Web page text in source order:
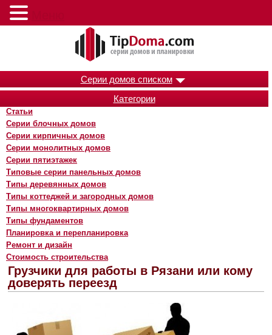
Серии домов списком
Категории
Статьи
Серии блочных домов
Серии кирпичных домов
Серии монолитных домов
Серии пятиэтажек
Типовые серии панельных домов
Типы деревянных домов
Типы коттеджей и загородных домов
Типы многоквартирных домов
Типы фундаментов
Планировка и перепланировка
Ремонт и дизайн
Стоимость строительства
Грузчики для работы в Рязани или кому
доверять переезд